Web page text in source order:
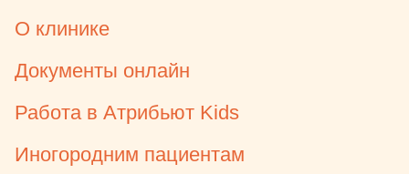
О клинике
Документы онлайн
Работа в Атрибьют Kids
Иногородним пациентам